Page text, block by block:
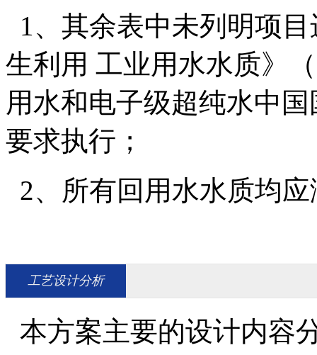
1、其余表中未列明项
生利用 工业用水水质》
用水和电子级超纯水中
要求执行；
2、所有回用水水质均
工艺设计分析
本方案主要的设计内容